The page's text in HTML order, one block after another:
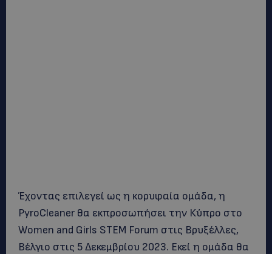
Έχοντας επιλεγεί ως η κορυφαία ομάδα, η
PyroCleaner θα εκπροσωπήσει την Κύπρο στο
Women and Girls STEM Forum στις Βρυξέλλες,
Βέλγιο στις 5 Δεκεμβρίου 2023. Εκεί η ομάδα θα